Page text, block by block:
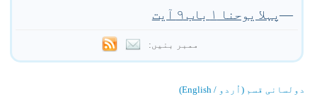
—پہلا یوحنا ۱ باب ۹ آیت
ممبر بنیں:
دولسانی قسم (اُردو / English)